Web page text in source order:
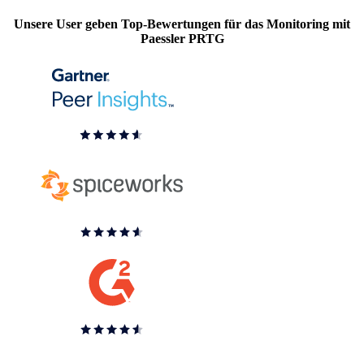
Unsere User geben Top-Bewertungen für das Monitoring mit
Paessler PRTG